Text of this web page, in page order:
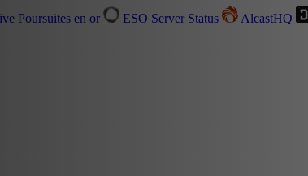
Poursuites en or ESO Server Status AlcastHQ